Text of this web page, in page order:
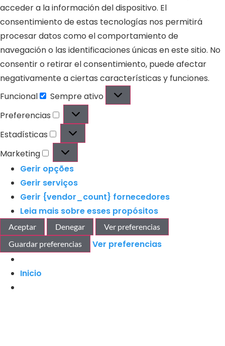
acceder a la información del dispositivo. El
consentimiento de estas tecnologías nos permitirá
procesar datos como el comportamiento de
navegación o las identificaciones únicas en este sitio. No
consentir o retirar el consentimiento, puede afectar
negativamente a ciertas características y funciones.
Funcional
Sempre ativo
Preferencias
Estadísticas
Marketing
Gerir opções
Gerir serviços
Gerir {vendor_count} fornecedores
Leia mais sobre esses propósitos
Aceptar Denegar
Ver preferencias
Guardar preferencias
Ver preferencias
Inicio